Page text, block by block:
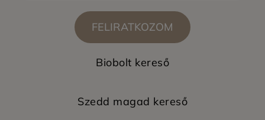
FELIRATKOZOM
Biobolt kereső
Szedd magad kereső